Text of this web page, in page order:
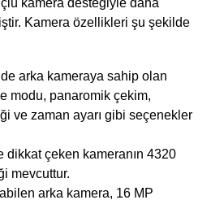
Kamera özellikleri şu şekilde
arka kameraya sahip olan
modu, panaromik çekim,
ve zaman ayarı gibi seçenekler
çeken kameranın 4320
mevcuttur.
arka kamera, 16 MP